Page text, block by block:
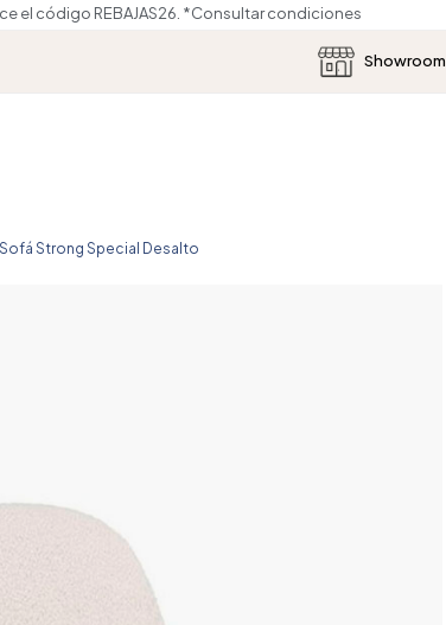
el código REBAJAS26. *Consultar condiciones
Showroom
Sofá Strong Special Desalto